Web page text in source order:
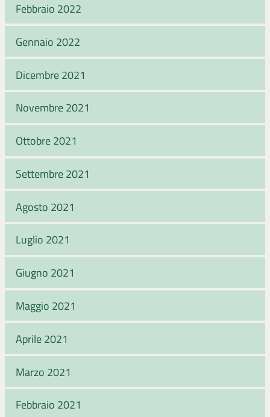
Febbraio 2022
Gennaio 2022
Dicembre 2021
Novembre 2021
Ottobre 2021
Settembre 2021
Agosto 2021
Luglio 2021
Giugno 2021
Maggio 2021
Aprile 2021
Marzo 2021
Febbraio 2021